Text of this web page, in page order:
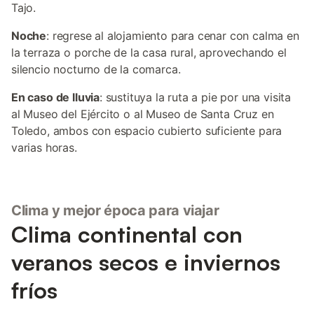
Tajo.
Noche: regrese al alojamiento para cenar con calma en
la terraza o porche de la casa rural, aprovechando el
silencio nocturno de la comarca.
En caso de lluvia: sustituya la ruta a pie por una visita
al Museo del Ejército o al Museo de Santa Cruz en
Toledo, ambos con espacio cubierto suficiente para
varias horas.
Clima y mejor época para viajar
Clima continental con
veranos secos e inviernos
fríos